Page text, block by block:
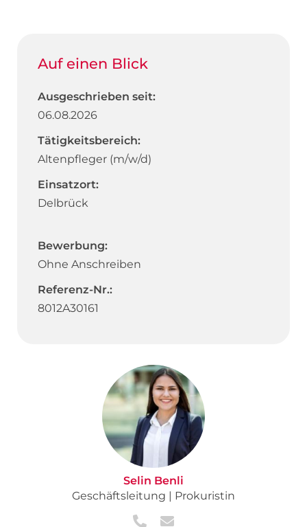
Auf einen Blick
Ausgeschrieben seit:
06.08.2026
Tätigkeitsbereich:
Altenpfleger (m/w/d)
Einsatzort:
Delbrück
Bewerbung:
Ohne Anschreiben
Referenz-Nr.:
8012A30161
Selin Benli
Geschäftsleitung | Prokuristin